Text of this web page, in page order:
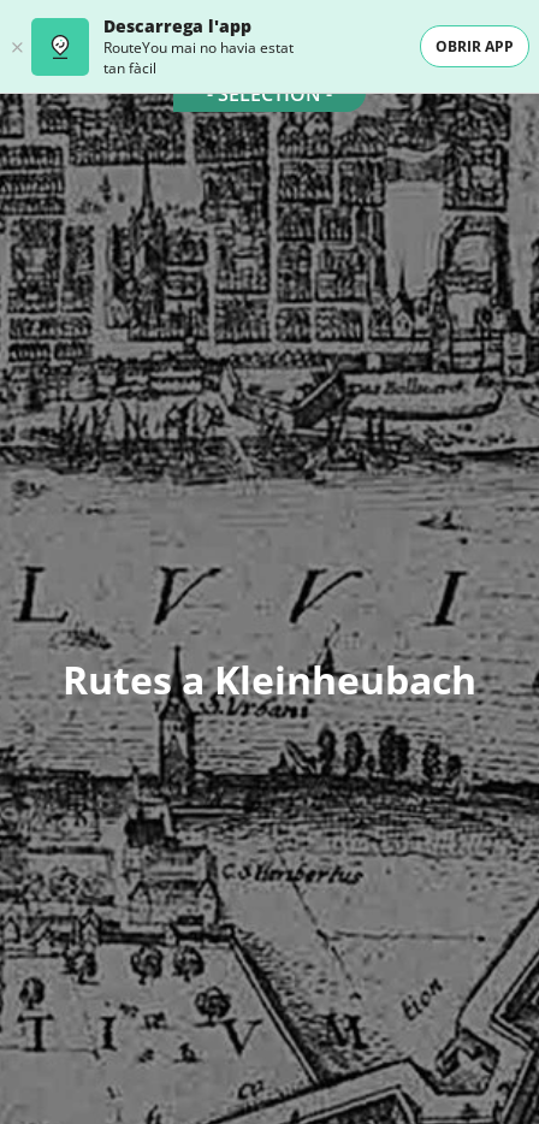
Descarrega l'app
RouteYou mai no havia estat
tan fàcil
OBRIR APP
- SELECTION -
Rutes a Kleinheubach